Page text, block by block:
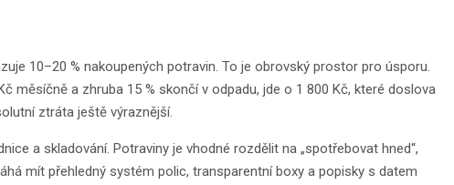
10–20 % nakoupených potravin. To je obrovský prostor pro úsporu.
měsíčně a zhruba 15 % skončí v odpadu, jde o 1 800 Kč, které doslova
ztráta ještě výraznější.
a skladování. Potraviny je vhodné rozdělit na „spotřebovat hned“,
mít přehledný systém polic, transparentní boxy a popisky s datem